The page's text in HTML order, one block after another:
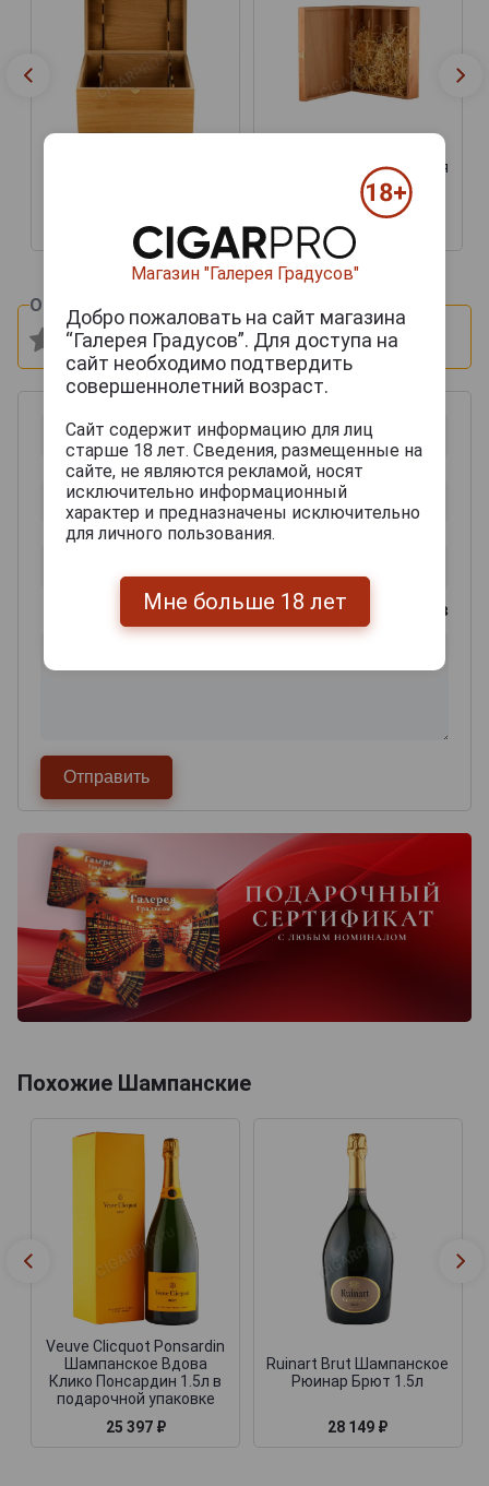
9 500 руб.
Подарочная коробка для
вина Бургонь Дуб на 3
бутылки
6 000 руб.
Оцените и напишите отзыв:
0из 2000 знаков
Похожие Шампанские
Veuve Clicquot Ponsardin
Шампанское Вдова
Клико Понсардин 1.5л в
подарочной упаковке
25 397 ₽
Ruinart Brut Шампанское
Рюинар Брют 1.5л
28 149 ₽
Магазин "Галерея Градусов"
Добро пожаловать на сайт магазина
“Галерея Градусов”. Для доступа на
сайт необходимо подтвердить
совершеннолетний возраст.
Сайт содержит информацию для лиц
старше 18 лет. Сведения, размещенные на
сайте, не являются рекламой, носят
исключительно информационный
характер и предназначены исключительно
для личного пользования.
Мне больше 18 лет